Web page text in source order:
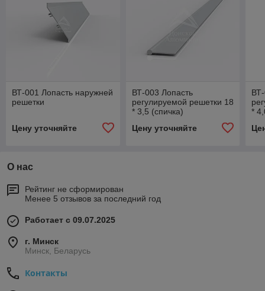
ВТ-001 Лопасть наружней
решетки
Цену уточняйте
ВТ-003 Лопасть
регулируемой решетки 18
* 3,5 (спичка)
Цену уточняйте
*
О нас
Рейтинг не сформирован
Менее 5 отзывов за последний год
Работает с 09.07.2025
г. Минск
Минск, Беларусь
Контакты